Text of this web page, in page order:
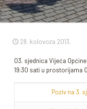
28. kolovoza 2013.
03. sjednica Vijeća
19:30 sati u prostorijama
Poziv na 3.